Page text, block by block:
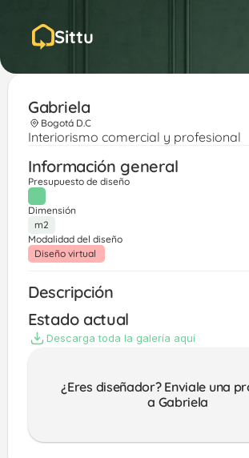
Sittu
Gabriela
Bogotá D.C
Interiorismo comercial y profesional
Información general
Presupuesto de diseño
Dimensión
m2
Modalidad del diseño
Diseño virtual
Descripción
Estado actual
Descarga toda la galería aquí
¿Eres diseñador? Enviale una
a Gabriela